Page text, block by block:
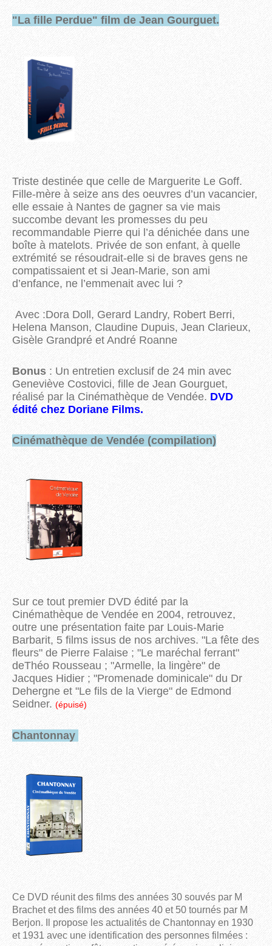
"La fille Perdue" film de Jean Gourguet.
Triste destinée que celle de Marguerite Le Goff.
Fille-mère à seize ans des oeuvres d’un vacancier,
elle essaie à Nantes de gagner sa vie mais
succombe devant les promesses du peu
recommandable Pierre qui l’a dénichée dans une
boîte à matelots. Privée de son enfant, à quelle
extrémité se résoudrait-elle si de braves gens ne
compatissaient et si Jean-Marie, son ami
d’enfance, ne l’emmenait avec lui ?
Avec :Dora Doll, Gerard Landry, Robert Berri,
Helena Manson, Claudine Dupuis, Jean Clarieux,
Gisèle Grandpré et André Roanne
Bonus : Un entretien exclusif de 24 min avec
Geneviève Costovici, fille de Jean Gourguet,
réalisé par la Cinémathèque de Vendée. DVD
édité chez Doriane Films.
Cinémathèque de Vendée (compilation)
Sur ce tout premier DVD édité par la
Cinémathèque de Vendée en 2004, retrouvez,
outre une présentation faite par Louis-Marie
Barbarit, 5 films issus de nos archives. "La fête des
fleurs" de Pierre Falaise ; "Le maréchal ferrant"
deThéo Rousseau ; "Armelle, la lingère" de
Jacques Hidier ; "Promenade dominicale" du Dr
Dehergne et "Le fils de la Vierge" de Edmond
Seidner. (épuisé)
Chantonnay
Ce DVD réunit des films des années 30 souvés par M
Brachet et des films des années 40 et 50 tournés par M
Berjon. Il propose les actualités de Chantonnay en 1930
et 1931 avec une identification des personnes filmées :